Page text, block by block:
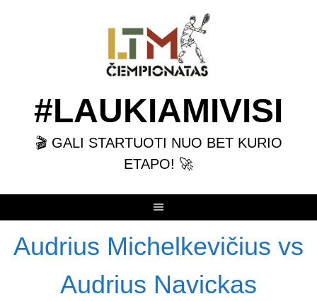
#LAUKIAMIVISI
🎬 GALI STARTUOTI NUO BET KURIO
ETAPO! 🚀
Audrius Michelkevičius vs
Audrius Navickas